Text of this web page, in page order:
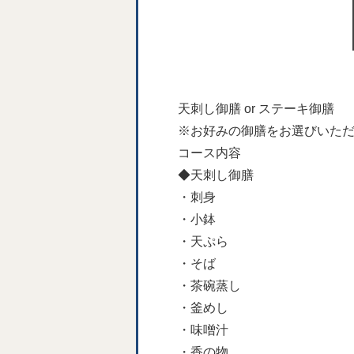
天刺し御膳 or ステーキ御膳
※お好みの御膳をお選びいただ
コース内容
◆天刺し御膳
・刺身
・小鉢
・天ぷら
・そば
・茶碗蒸し
・釜めし
・味噌汁